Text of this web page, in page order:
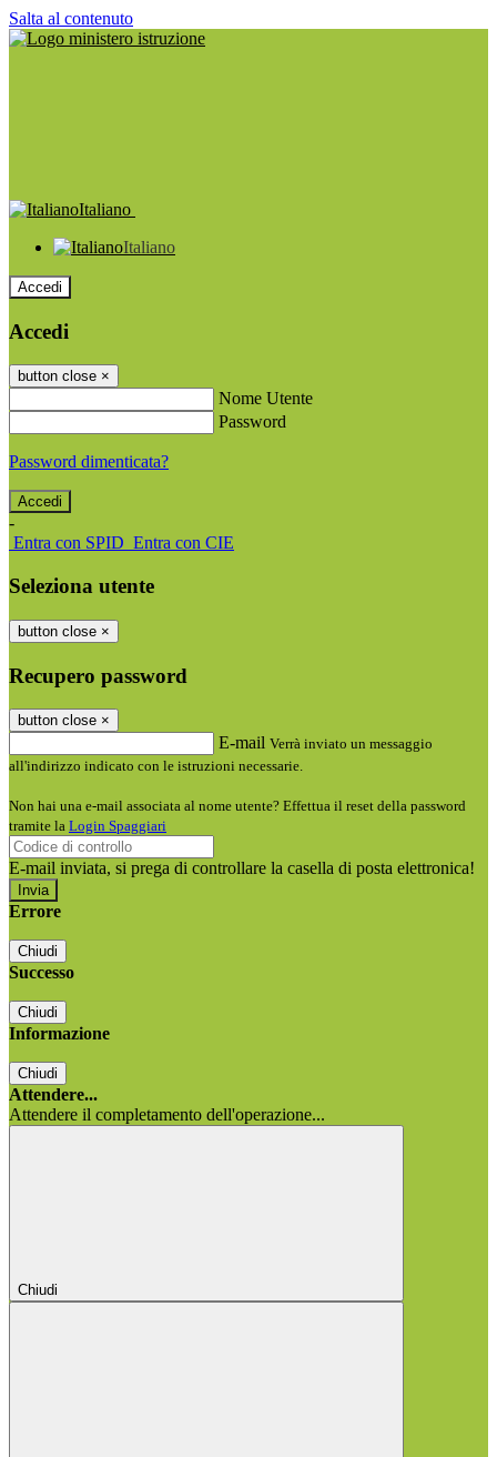
Salta al contenuto
Italiano
Italiano
Accedi
Accedi
button close ×
Nome Utente
Password
Password dimenticata?
-
Entra con SPID Entra con CIE
Seleziona utente
button close ×
Recupero password
button close ×
E-mail Verrà inviato un messaggio
all'indirizzo indicato con le istruzioni necessarie.
Non hai una e-mail associata al nome utente? Effettua il reset della password
tramite la Login Spaggiari
E-mail inviata, si prega di controllare la casella di posta elettronica!
Errore
Chiudi
Successo
Chiudi
Informazione
Chiudi
Attendere...
Attendere il completamento dell'operazione...
Chiudi